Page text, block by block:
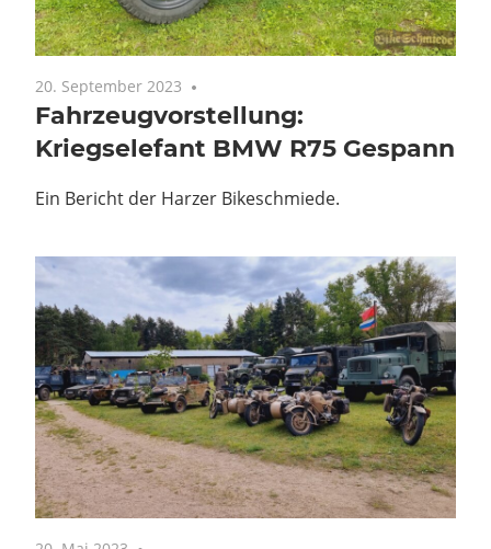
20. September 2023
Fahrzeugvorstellung:
Kriegselefant BMW R75 Gespann
Ein Bericht der Harzer Bikeschmiede.